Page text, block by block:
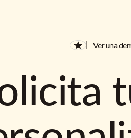
Ver una